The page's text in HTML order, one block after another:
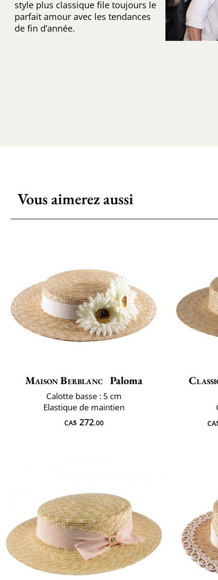
style plus classique file toujours le
parfait amour avec les tendances
de fin d’année.
Vous aimerez aussi
Maison Berblanc Paloma
Calotte basse : 5 cm
Elastique de maintien
CA$ 272.00